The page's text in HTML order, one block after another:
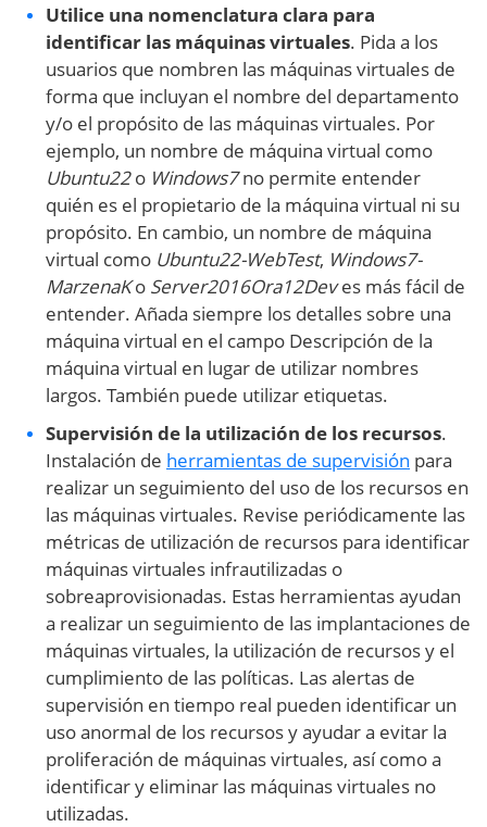
Utilice una nomenclatura clara para
identificar las máquinas virtuales. Pida a los
usuarios que nombren las máquinas virtuales de
forma que incluyan el nombre del departamento
y/o el propósito de las máquinas virtuales. Por
ejemplo, un nombre de máquina virtual como
Ubuntu22o Windows7no permite entender
quién es el propietario de la máquina virtual ni su
propósito. En cambio, un nombre de máquina
virtual como Ubuntu22-WebTest, Windows7-
MarzenaKo Server2016Ora12Deves más fácil de
entender. Añada siempre los detalles sobre una
máquina virtual en el campo Descripción de la
máquina virtual en lugar de utilizar nombres
largos. También puede utilizar etiquetas.
Supervisión de la utilización de los recursos.
Instalación de herramientas de supervisión para
realizar un seguimiento del uso de los recursos en
las máquinas virtuales. Revise periódicamente las
métricas de utilización de recursos para identificar
máquinas virtuales infrautilizadas o
sobreaprovisionadas. Estas herramientas ayudan
a realizar un seguimiento de las implantaciones de
máquinas virtuales, la utilización de recursos y el
cumplimiento de las políticas. Las alertas de
supervisión en tiempo real pueden identificar un
uso anormal de los recursos y ayudar a evitar la
proliferación de máquinas virtuales, así como a
identificar y eliminar las máquinas virtuales no
utilizadas.